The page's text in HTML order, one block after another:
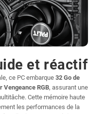
et réactif
ce PC embarque 32 Go de
Vengeance RGB, assurant une
Cette mémoire haute
les performances de la